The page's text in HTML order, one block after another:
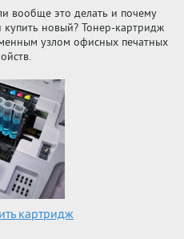
вообще это делать и почему
купить новый? Тонер-картридж
узлом офисных печатных
картридж